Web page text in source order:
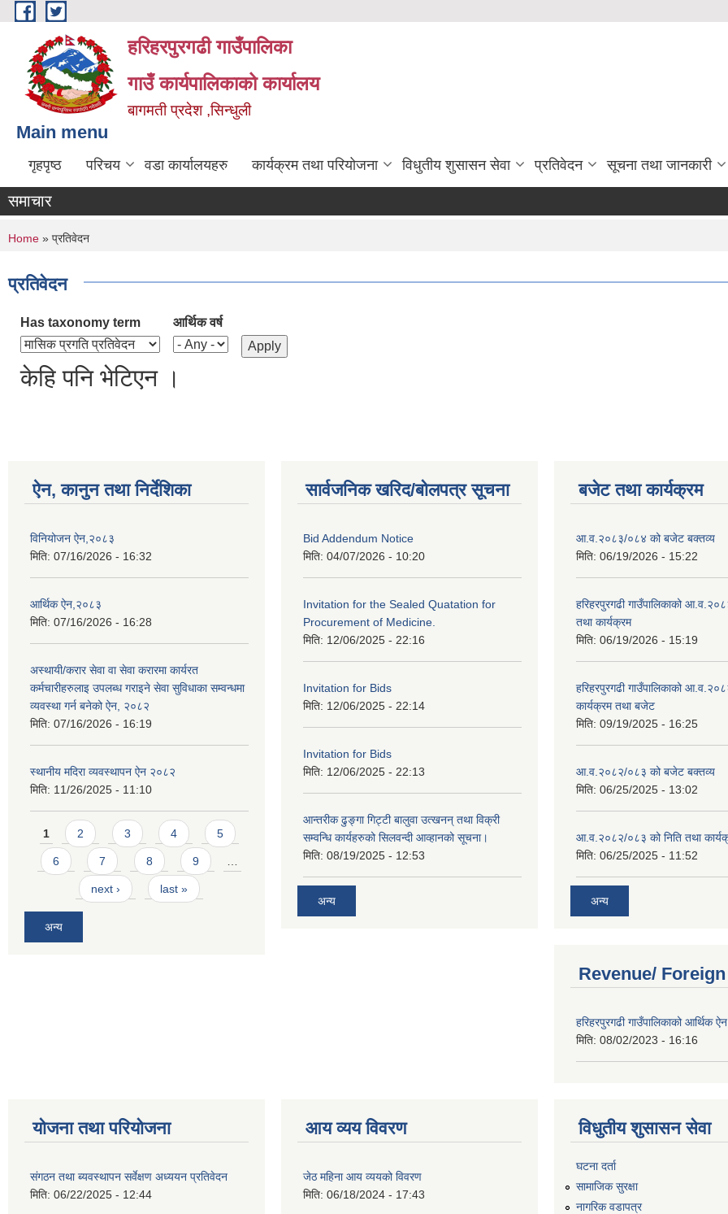
Skip to main content
हरिहरपुरगढी गाउँपालिका
गाउँ कार्यपालिकाको कार्यालय
बागमती प्रदेश ,सिन्धुली
Main menu
गृहपृष्ठ परिचय वडा कार्यालयहरु कार्यक्रम तथा परियोजना विधुतीय शुसासन सेवा प्रतिवेदन सूचना तथा जानकारी
समाचार
You are here
Home » प्रतिवेदन
प्रतिवेदन
Has taxonomy term आर्थिक वर्ष
केहि पनि भेटिएन ।
ऐन, कानुन तथा निर्देशिका
विनियोजन ऐन,२०८३
मिति: 07/16/2026 - 16:32
आर्थिक ऐन,२०८३
मिति: 07/16/2026 - 16:28
अस्थायी/करार सेवा वा सेवा करारमा कार्यरत
कर्मचारीहरुलाइ उपलब्ध गराइने सेवा सुविधाका सम्वन्धमा
व्यवस्था गर्न बनेको ऐन, २०८२
मिति: 07/16/2026 - 16:19
स्थानीय मदिरा व्यवस्थापन ऐन २०८२
मिति: 11/26/2025 - 11:10
Pages
1 2 3 4 5
6 7 8 9
next › last »
अन्य
सार्वजनिक खरिद/बोलपत्र सूचना
Bid Addendum Notice
मिति: 04/07/2026 - 10:20
Invitation for the Sealed Quatation for
Procurement of Medicine.
मिति: 12/06/2025 - 22:16
Invitation for Bids
मिति: 12/06/2025 - 22:14
Invitation for Bids
मिति: 12/06/2025 - 22:13
आन्तरीक ढुङ्गा गिट्टी बालुवा उत्खनन् तथा विक्री
सम्वन्धि कार्यहरुको सिलवन्दी आव्हानको सूचना।
मिति: 08/19/2025 - 12:53
अन्य
बजेट तथा कार्यक्रम
आ.व.२०८३/०८४ को बजेट बक्तव्य
मिति: 06/19/2026 - 15:22
हरिहरपुरगढी गाउँपालिकाको
तथा कार्यक्रम
मिति: 06/19/2026 - 15:19
हरिहरपुरगढी गाउँपालिकाको
कार्यक्रम तथा बजेट
मिति: 09/19/2025 - 16:25
आ.व.२०८२/०८३ को बजेट बक्तव्य
मिति: 06/25/2025 - 13:02
आ.व.२०८२/०८३ को निति तथा
मिति: 06/25/2025 - 11:52
अन्य
Revenue/
हरिहरपुरगढी गाउँपालिकाको आर्थिक
मिति: 08/02/2023 - 16:16
योजना तथा परियोजना
संगठन तथा ब्यवस्थापन सर्वेक्षण अध्ययन प्रतिवेदन
मिति: 06/22/2025 - 12:44
आय व्यय विवरण
जेठ महिना आय व्ययको विवरण
मिति: 06/18/2024 - 17:43
विधुतीय शुसासन सेवा
घटना दर्ता
सामाजिक सुरक्षा
नागरिक वडापत्र